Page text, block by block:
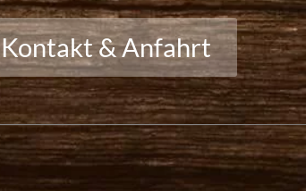
Kontakt & Anfahrt